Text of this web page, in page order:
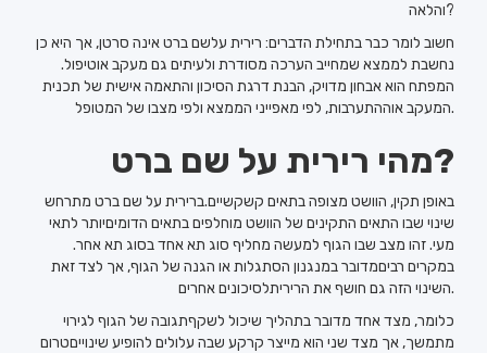
והלאה?
חשוב לומר כבר בתחילת הדברים: רירית עלשם ברט אינה סרטן, אך היא כן
נחשבת לממצא שמחייב הערכה מסודרת ולעיתים גם מעקב אוטיפול.
המפתח הוא אבחון מדויק, הבנת דרגת הסיכון והתאמה אישית של תכנית
המעקב אוההתערבות, לפי מאפייני הממצא ולפי מצבו של המטופל.
מהי רירית על שם ברט?
באופן תקין, הוושט מצופה בתאים קשקשיים.ברירית על שם ברט מתרחש
שינוי שבו התאים התקינים של הוושט מוחלפים בתאים הדומיםיותר לתאי
מעי. זהו מצב שבו הגוף למעשה מחליף סוג תא אחד בסוג תא אחר.
במקרים רביםמדובר במנגנון הסתגלות או הגנה של הגוף, אך לצד זאת
השינוי הזה גם חושף את הריריתלסיכונים אחרים.
כלומר, מצד אחד מדובר בתהליך שיכול לשקףתגובה של הגוף לגירוי
מתמשך, אך מצד שני הוא מייצר קרקע שבה עלולים להופיע שינוייםטרום